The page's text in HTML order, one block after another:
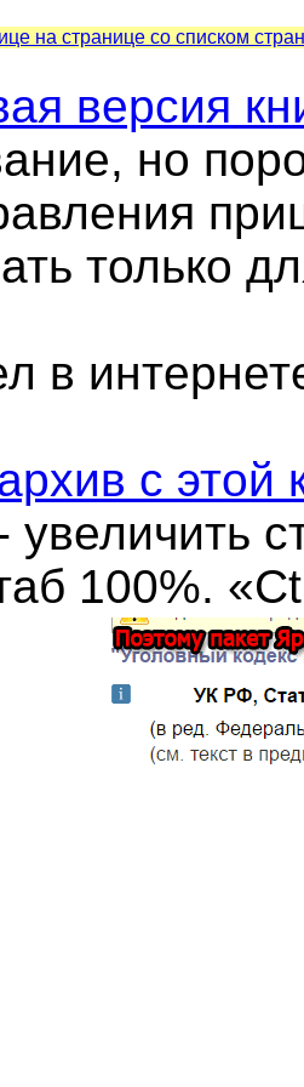
на странице со списком
версия
но
только
в
с этой
увеличить
100%.